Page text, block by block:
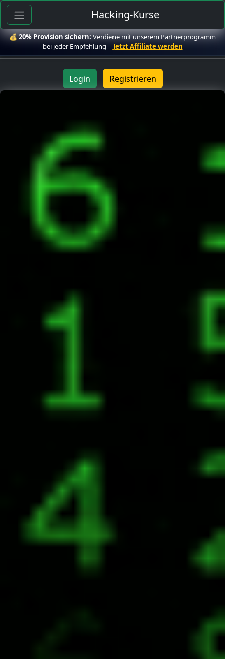
Hacking-Kurse
💰20% Provision sichern:Verdiene mit unserem Partnerprogramm
bei jeder Empfehlung – Jetzt Affiliate werden
Login Registrieren